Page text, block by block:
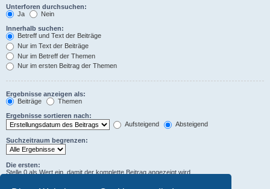
Unterforen durchsuchen:
Ja
Nein
Innerhalb suchen:
Betreff und Text der Beiträge
Nur im Text der Beiträge
Nur im Betreff der Themen
Nur im ersten Beitrag der Themen
Ergebnisse anzeigen als:
Beiträge
Themen
Ergebnisse sortieren nach:
Aufsteigend
Absteigend
Suchzeitraum begrenzen:
Die ersten:
Stelle 0 als Wert ein, damit der komplette Beitrag angezeigt wird.